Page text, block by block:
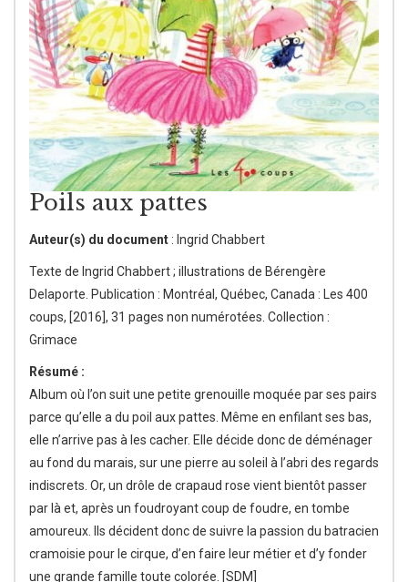
Poils aux pattes
Auteur(s) du document : Ingrid Chabbert
Texte de Ingrid Chabbert ; illustrations de Bérengère
Delaporte. Publication : Montréal, Québec, Canada : Les 400
coups, [2016], 31 pages non numérotées. Collection :
Grimace
Résumé :
Album où l’on suit une petite grenouille moquée par ses pairs
parce qu’elle a du poil aux pattes. Même en enfilant ses bas,
elle n’arrive pas à les cacher. Elle décide donc de déménager
au fond du marais, sur une pierre au soleil à l’abri des regards
indiscrets. Or, un drôle de crapaud rose vient bientôt passer
par là et, après un foudroyant coup de foudre, en tombe
amoureux. Ils décident donc de suivre la passion du batracien
cramoisie pour le cirque, d’en faire leur métier et d’y fonder
une grande famille toute colorée. [SDM]